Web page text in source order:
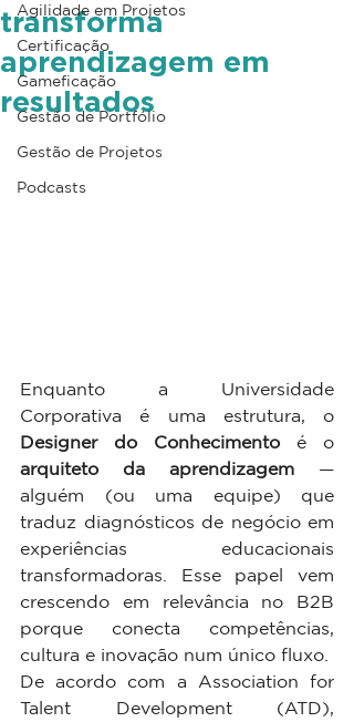
Agilidade em Projetos
Certificação
Gameficação
Gestão de Portfólio
Gestão de Projetos
Podcasts
transforma
aprendizagem em
resultados
Enquanto a Universidade
Designer do Conhecimento
arquiteto da aprendizagem —
alguém (ou uma equipe) que
traduz diagnósticos de negócio em
experiências educacionais
transformadoras. Esse papel vem
crescendo em relevância no B2B
porque conecta competências,
cultura e inovação num único fluxo.
De acordo com a Association for
Talent Development (ATD),